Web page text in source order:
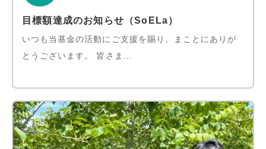
目標額達成のお知らせ（SoELa）
いつも当基金の活動にご支援を賜り、まことにありが
とうございます。 皆さま...